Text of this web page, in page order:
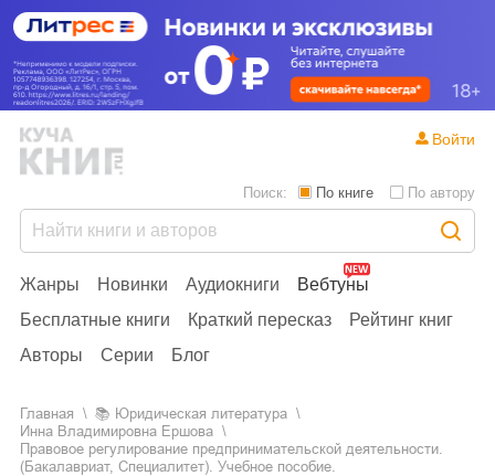
Жанры Новинки Аудиокниги
Вебтуны
Бесплатные книги
Краткий пересказ
Рейтинг книг
Авторы
Серии Блог
Поиск: По книге По автору
Войти
Главная 📚
юридическая литература
Инна Владимировна Ершова
Правовое регулирование предпринимательской деятельности.
(Бакалавриат, Специалитет). Учебное пособие.